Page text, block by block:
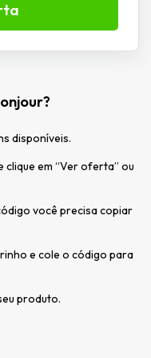
disponíveis.
clique em “Ver oferta” ou
você precisa copiar
e cole o código para
produto.